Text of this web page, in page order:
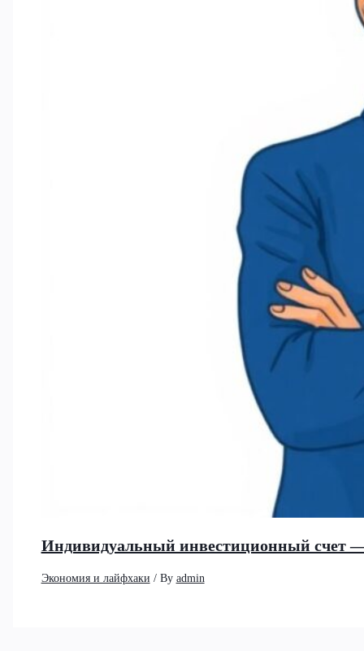
Индивидуальный инвестиционный счет
Экономия и лайфхаки / By admin